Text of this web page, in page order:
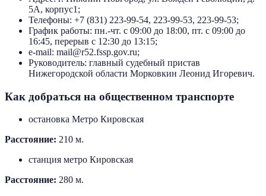
5А, корпус1;
Телефоны: +7 (831) 223-99-54, 223-99-53, 223-99-53;
График работы: пн.-чт. с 09:00 до 18:00, пт. с 09:00 до
16:45, перерыв с 12:30 до 13:15;
e-mail: mail@r52.fssp.gov.ru;
Руководитель: главный судебный пристав
Нижегородской области Морковкин Леонид Игоревич.
Как добраться на общественном транспорте
остановка Метро Кировская
Расстояние: 210 м.
станция метро Кировская
Расстояние: 280 м.